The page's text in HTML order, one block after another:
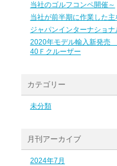
当社のゴルフコンペ開催～
当社が前半期に作業した
ジャパンインターナショ
2020年モデル輸入新発売
40Ｆクルーザー
カテゴリー
未分類
月刊アーカイブ
2024年7月